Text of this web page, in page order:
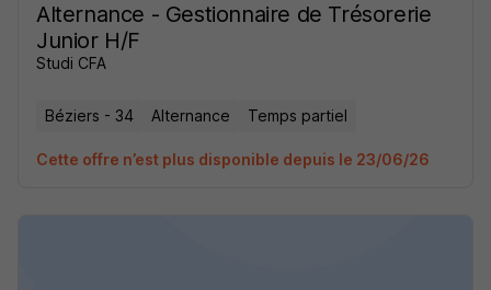
Alternance - Gestionnaire de Trésorerie
Junior H/F
Studi CFA
Béziers - 34 Alternance Temps partiel
Cette offre n’est plus disponible depuis le 23/06/26